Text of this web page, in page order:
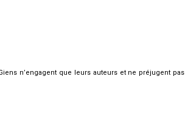
n’engagent que leurs auteurs et ne préjugent pas